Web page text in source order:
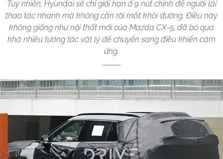
Tuy nhiên, Hyundai sẽ chỉ giới hạn ở 9 nút chính để người lái
thao tác nhanh mà không cần rời mắt khỏi đường. Điều này
không giống như nội thất mới của Mazda CX-5, đã bỏ qua
khá nhiều tương tác vật lý để chuyển sang điều khiển cảm
ứng.